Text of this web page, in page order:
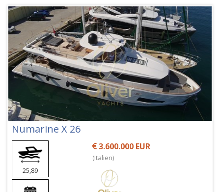
Numarine X 26
25,89
3.600.000 EUR
(Italien)